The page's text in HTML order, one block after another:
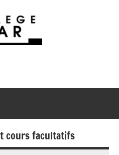
cours facultatifs